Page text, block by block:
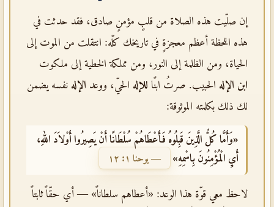
إن صلّيت هذه الصلاة من قلبٍ مؤمنٍ صادق، فقد حدثت في
هذه اللحظة أعظم معجزةٍ في تاريخك كلّه: انتقلت من الموت إلى
الحياة، ومن الظلمة إلى النور، ومن مملكة الخطية إلى ملكوت
ابن الإله الحبيب. صرتُ ابنًا للإله الحيّ، ووعد الإله نفسه يضمن
لك ذلك بكلمته الموثوقة:
«وَأَمَّا كُلُّ الَّذِينَ قَبِلُوهُ فَأَعْطَاهُمْ سُلْطَانًا أَنْ يَصِيرُوا أَوْلاَدَ اللهِ،
أَيِ الْمُؤْمِنُونَ بِاسْمِهِ»
— يوحنا ١: ١٢
لاحظ معي قوّة هذا الوعد: «أعطاهم سلطاناً» — أي حقّاً ثابتاً